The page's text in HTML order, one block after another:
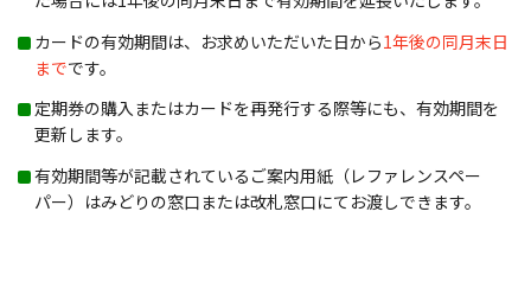
カードの有効期間は、お求めいただいた日から1年後の同月末日
までです。
定期券の購入またはカードを再発行する際等にも、有効期間を
更新します。
有効期間等が記載されているご案内用紙（レファレンスペー
パー）はみどりの窓口または改札窓口にてお渡しできます。